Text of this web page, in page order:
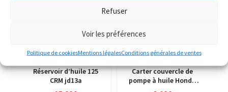
Refuser
Voir les préférences
Politique de cookiesMentions légalesConditions générales de ventes
Réservoir d’huile 125
CRM jd13a
Carter couvercle de
pompe à huile Honda
125 CRM jd13a